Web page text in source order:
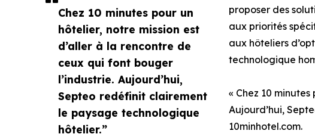
Chez 10 minutes pour un
hôtelier, notre mission est
d’aller à la rencontre de
ceux qui font bouger
l’industrie. Aujourd’hui,
Septeo redéfinit clairement
le paysage technologique
hôtelier.”
proposer des
aux priorités
aux hôteliers
technologique
« Chez 10
Aujourd’hui,
10minhotel.com.